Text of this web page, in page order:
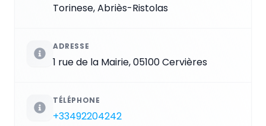
Torinese, Abriès-Ristolas
ADRESSE
1 rue de la Mairie, 05100 Cervières
TÉLÉPHONE
+33492204242